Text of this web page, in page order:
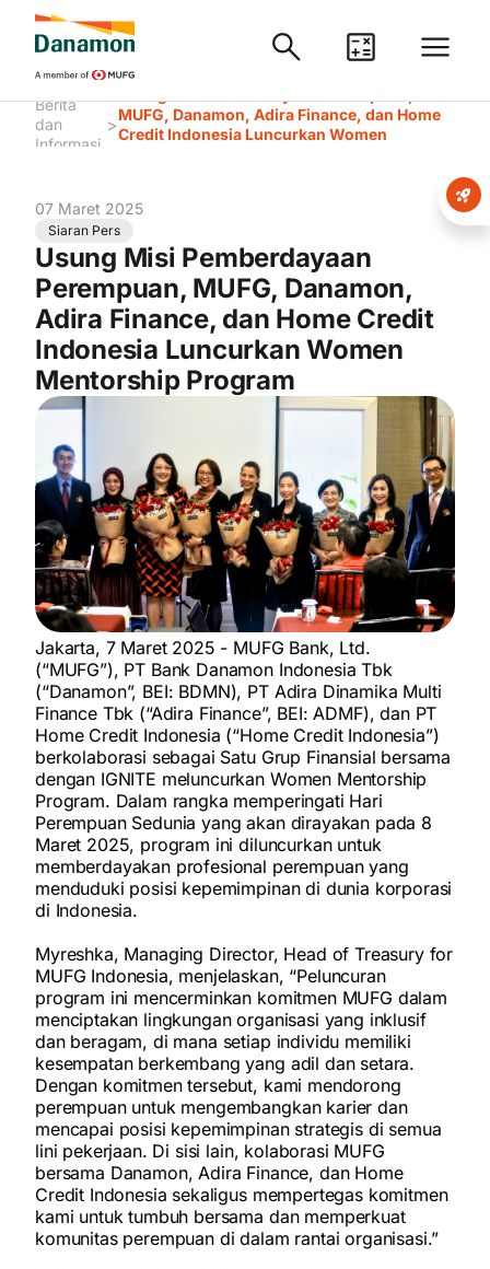
Berita
dan
Informasi
>MUFG, Danamon, Adira Finance, dan Home
Credit Indonesia Luncurkan Women
07 Maret 2025
Siaran Pers
Usung Misi Pemberdayaan
Perempuan, MUFG, Danamon,
Adira Finance, dan Home Credit
Indonesia Luncurkan Women
Mentorship Program
Jakarta, 7 Maret 2025 - MUFG Bank, Ltd.
(“MUFG”), PT Bank Danamon Indonesia Tbk
(“Danamon”, BEI: BDMN), PT Adira Dinamika Multi
Finance Tbk (“Adira Finance”, BEI: ADMF), dan PT
Home Credit Indonesia (“Home Credit Indonesia”)
berkolaborasi sebagai Satu Grup Finansial bersama
dengan IGNITE meluncurkan Women Mentorship
Program. Dalam rangka memperingati Hari
Perempuan Sedunia yang akan dirayakan pada 8
Maret 2025, program ini diluncurkan untuk
memberdayakan profesional perempuan yang
menduduki posisi kepemimpinan di dunia korporasi
di Indonesia.
Myreshka, Managing Director, Head of Treasury for
MUFG Indonesia, menjelaskan, “Peluncuran
program ini mencerminkan komitmen MUFG dalam
menciptakan lingkungan organisasi yang inklusif
dan beragam, di mana setiap individu memiliki
kesempatan berkembang yang adil dan setara.
Dengan komitmen tersebut, kami mendorong
perempuan untuk mengembangkan karier dan
mencapai posisi kepemimpinan strategis di semua
lini pekerjaan. Di sisi lain, kolaborasi MUFG
bersama Danamon, Adira Finance, dan Home
Credit Indonesia sekaligus mempertegas komitmen
kami untuk tumbuh bersama dan memperkuat
komunitas perempuan di dalam rantai organisasi.”